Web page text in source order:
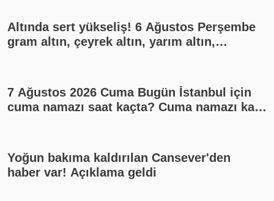
Altında sert yükseliş! 6 Ağustos Perşembe
gram altın, çeyrek altın, yarım altın,
7 Ağustos 2026 Cuma Bugün İstanbul için
cuma namazı saat kaçta? Cuma namazı kaç
Yoğun bakıma kaldırılan Cansever'den
haber var! Açıklama geldi